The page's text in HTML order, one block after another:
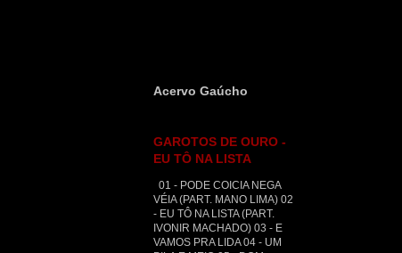
Acervo Gaúcho
GAROTOS DE OURO -
EU TÔ NA LISTA
01 - PODE COICIA NEGA
VÉIA (PART. MANO LIMA) 02
- EU TÔ NA LISTA (PART.
IVONIR MACHADO) 03 - E
VAMOS PRA LIDA 04 - UM